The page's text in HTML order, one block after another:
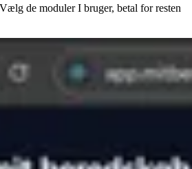
de moduler I bruger, betal for resten